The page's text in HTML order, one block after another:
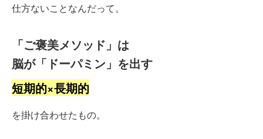
仕方ないことなんだって。
「ご褒美メソッド」は
脳が「ドーパミン」を出す
短期的×長期的
を掛け合わせたもの。